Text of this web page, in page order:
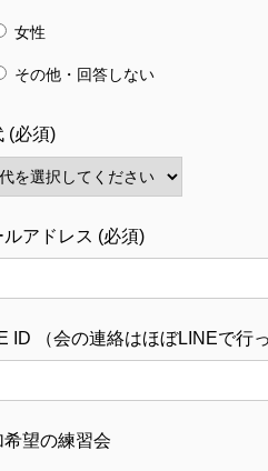
女性
その他・回答しない
(必須)
ルアドレス (必須)
ID （会の連絡はほぼLINEで行
希望の練習会